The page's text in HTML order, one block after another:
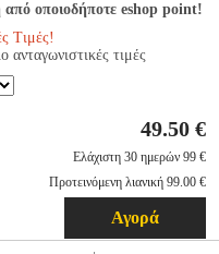
οποιοδήποτε eshop point!
Τιμές!
ανταγωνιστικές τιμές
49.50 €
Ελάχιστη 30 ημερών 99 €
Προτεινόμενη λιανική 99.00 €
Αγορά